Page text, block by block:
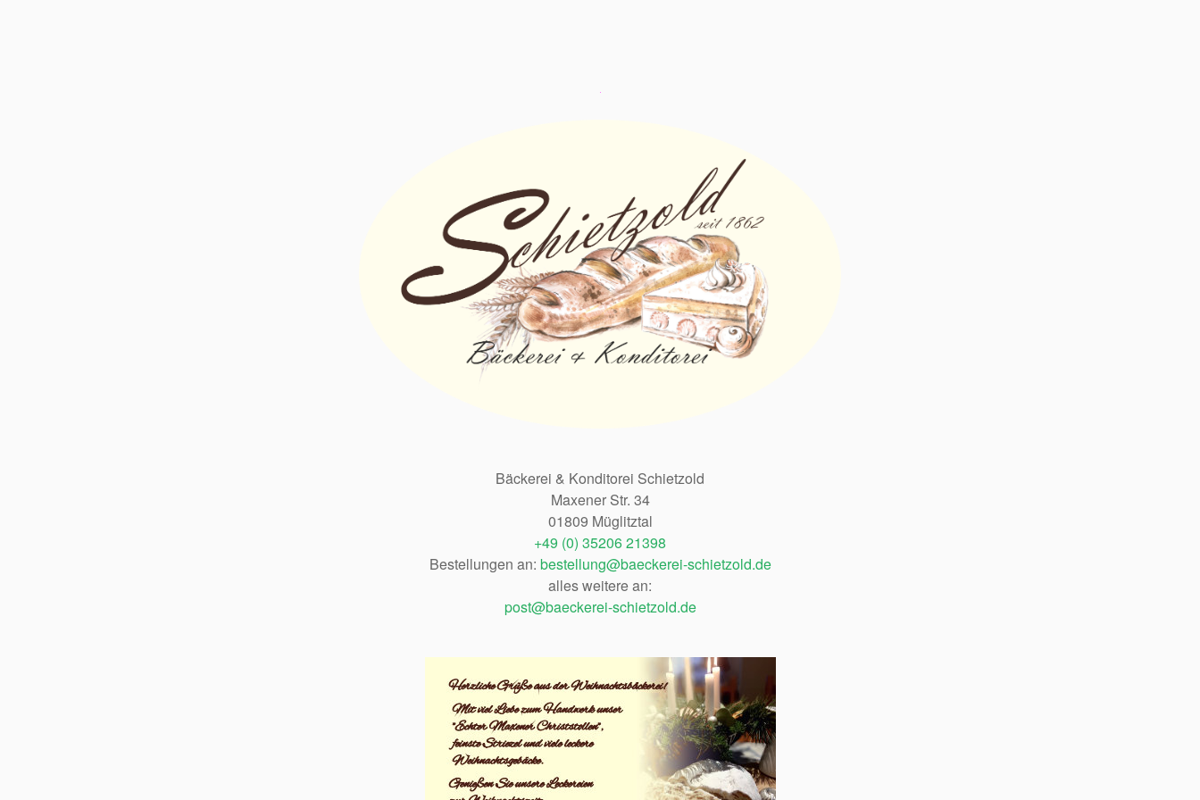
Bäckerei & Konditorei Schietzold
Maxener Str. 34
01809 Müglitztal
+49 (0) 35206 21398
Bestellungen an: bestellung@baeckerei-schietzold.de
alles weitere an:
post@baeckerei-schietzold.de